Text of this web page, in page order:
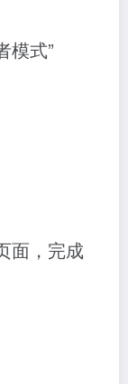
模式”
面，完成